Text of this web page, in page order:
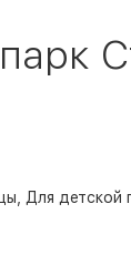
Для детской